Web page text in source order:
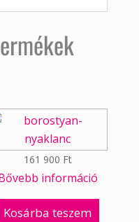
161 900 Ft
információ
Kosárba teszem